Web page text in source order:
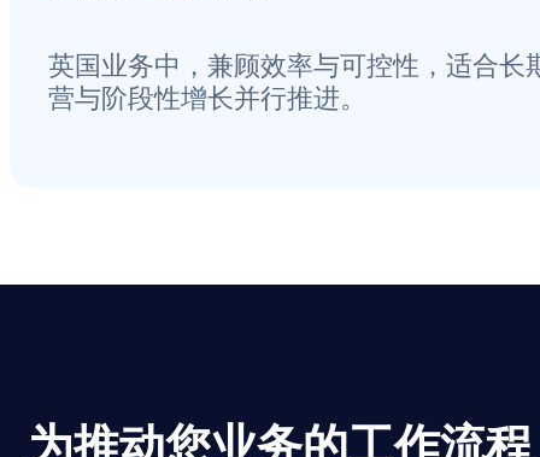
英国业务中，兼顾效率与可控性，适合长
营与阶段性增长并行推进。
为推动您业务的工作流程